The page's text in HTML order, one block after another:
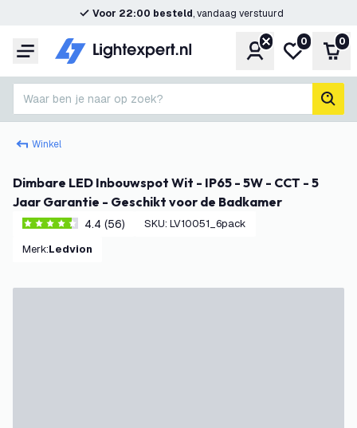
Voor 22:00 besteld, vandaag verstuurd
Menu Account
Mijn
0 0
Waar ben je naar op zoek?
Winkel
Dimbare LED Inbouwspot Wit - IP65 - 5W - CCT - 5
Jaar Garantie - Geschikt voor de Badkamer
4.4 score sterren
4.4 (56) SKU: LV10051_6pack
Merk: Ledvion